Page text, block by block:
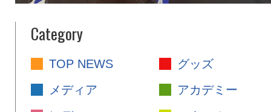
Category
TOP NEWS
グッズ
メディア
アカデミー